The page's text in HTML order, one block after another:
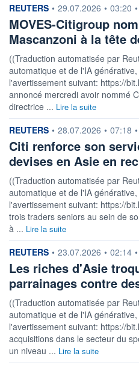
information fournie par
REUTERS • 29.07.2026 • 03:20 •
MOVES-Citigroup
Mascanzoni à la tête
((Traduction automatisée par
automatique et de l'IA
l'avertissement suivant: https://
annoncé mercredi avoir nommé
directrice ... Lire la suite
information fournie par
REUTERS • 28.07.2026 • 07:18 •
Citi renforce son
devises en Asie en
((Traduction automatisée par
automatique et de l'IA
l'avertissement suivant: https://
trois traders seniors au sein de
à ... Lire la suite
information fournie par
REUTERS • 23.07.2026 • 02:14 •
Les riches d'Asie
parrainages contre
((Traduction automatisée par
automatique et de l'IA
l'avertissement suivant: https://
acquisitions dans le secteur du
un niveau ... Lire la suite